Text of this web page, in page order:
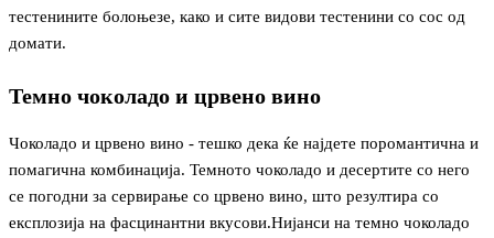
тестенините болоњезе, како и сите видови тестенини со сос од
домати.
Темно чоколадо и црвено вино
Чоколадо и црвено вино - тешко дека ќе најдете поромантична и
помагична комбинација. Темното чоколадо и десертите со него
се погодни за сервирање со црвено вино, што резултира со
експлозија на фасцинантни вкусови.Нијанси на темно чоколадо